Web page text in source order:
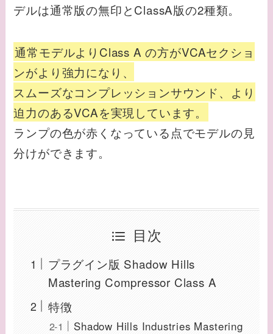
デルは通常版の無印とClassA版の2種類。
通常モデルよりClass A の方がVCAセクショ
ンがより強力になり、
スムーズなコンプレッションサウンド、より
迫力のあるVCAを実現しています。
ランプの色が赤くなっている点でモデルの見
分けができます。
目次
プラグイン版 Shadow Hills
Mastering Compressor Class A
特徴
Shadow Hills Industries Mastering